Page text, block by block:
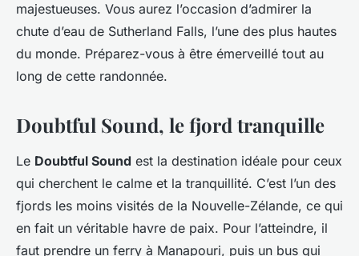
majestueuses. Vous aurez l’occasion d’admirer la
chute d’eau de Sutherland Falls, l’une des plus hautes
du monde. Préparez-vous à être émerveillé tout au
long de cette randonnée.
Doubtful Sound, le fjord tranquille
Le Doubtful Sound est la destination idéale pour ceux
qui cherchent le calme et la tranquillité. C’est l’un des
fjords les moins visités de la Nouvelle-Zélande, ce qui
en fait un véritable havre de paix. Pour l’atteindre, il
faut prendre un ferry à Manapouri, puis un bus qui